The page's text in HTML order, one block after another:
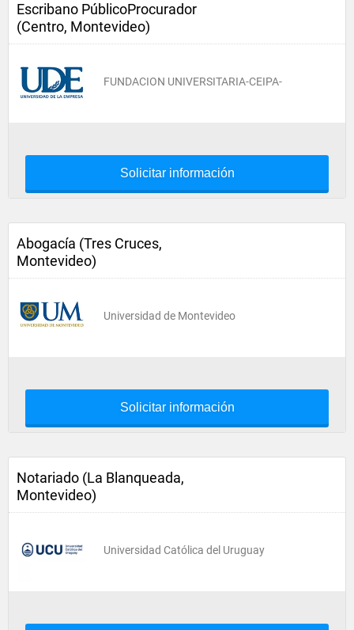
Escribano PúblicoProcurador
(Centro, Montevideo)
FUNDACION UNIVERSITARIA-CEIPA-
Solicitar información
Abogacía (Tres Cruces,
Montevideo)
Universidad de Montevideo
Solicitar información
Notariado (La Blanqueada,
Montevideo)
Universidad Católica del Uruguay